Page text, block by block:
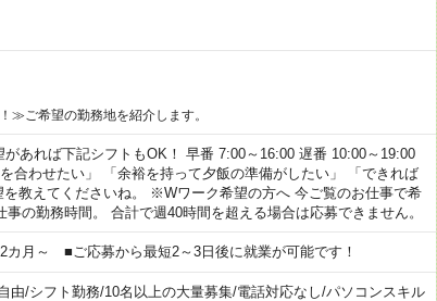
≫ご希望の勤務地を紹介します。
あれば下記シフトもOK！ 早番 7:00～16:00 遅番 10:00～19:00
合わせたい」 「余裕を持って夕飯の準備がしたい」 「できれば
教えてくださいね。 ※Wワーク希望の方へ 今ご覧のお仕事で希
の勤務時間。 合計で週40時間を超える場合は応募できません。
カ月～ ■ご応募から最短2～3日後に就業が可能です！
由/シフト勤務/10名以上の大量募集/電話対応なし/パソコンスキル